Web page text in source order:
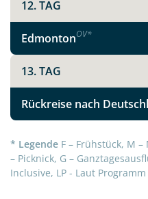
12. TAG
EdmontonOV*
13. TAG
Rückreise nach
* Legende F – Frühstück, M
– Picknick, G –
Inclusive, LP - Laut Programm